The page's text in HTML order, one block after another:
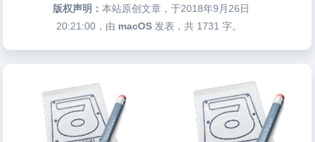
版权声明：本站原创文章，于2018年9月26日
20:21:00 ，由 macOS 发表，共 1731 字。